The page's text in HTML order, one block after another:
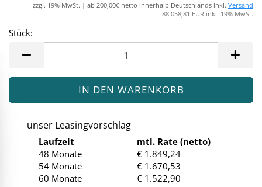
zzgl. 19% MwSt. | ab 200,00€ netto innerhalb Deutschlands inkl. Versand
88.058,81 EUR inkl. 19% MwSt.
Stück:
unser Leasingvorschlag
Laufzeit
mtl. Rate (netto)
48 Monate
€ 1.849,24
54 Monate
€ 1.670,53
60 Monate
€ 1.522,90